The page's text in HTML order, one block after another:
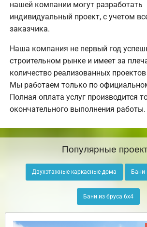
нашей компании могут разработать
индивидуальный проект, с учетом
заказчика.
Наша компания не первый год
строительном рынке и имеет за
количество реализованных
Мы работаем только по
Полная оплата услуг производится
окончательного выполнения работы.
Популярные
Двухэтажные каркасные дома Бани
Бани из бруса 6х4